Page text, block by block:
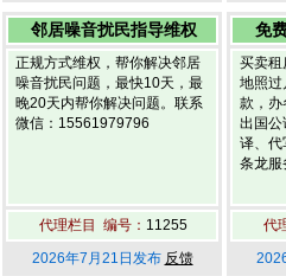
邻居噪音扰民指导维权
正规方式维权，帮你解决邻居
噪音扰民问题，最快10天，最
晚20天内帮你解决问题。联系
微信：15561979796
代理栏目 编号： 11255
2026年7月21日发布 反馈
免
买卖租
地照过
款，办
出国公
译、代
条龙
代